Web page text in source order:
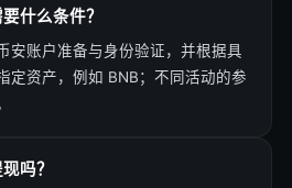
什么条件？
安账户准备与身份验证，并根据具
定资产，例如 BNB；不同活动的参
吗？